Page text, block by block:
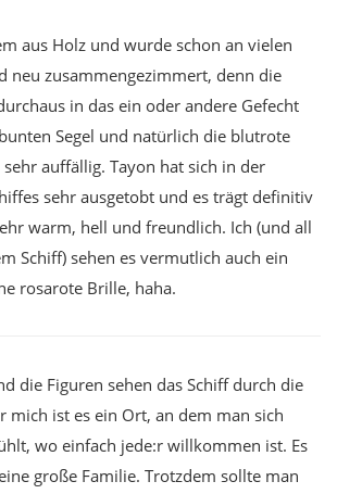
aus Holz und wurde schon an vielen
neu zusammengezimmert, denn die
in das ein oder andere Gefecht
Segel und natürlich die blutrote
auffällig. Tayon hat sich in der
sehr ausgetobt und es trägt definitiv
warm, hell und freundlich. Ich (und all
Schiff) sehen es vermutlich auch ein
rosarote Brille, haha.
die Figuren sehen das Schiff durch die
mich ist es ein Ort, an dem man sich
wo einfach jede:r willkommen ist. Es
große Familie. Trotzdem sollte man